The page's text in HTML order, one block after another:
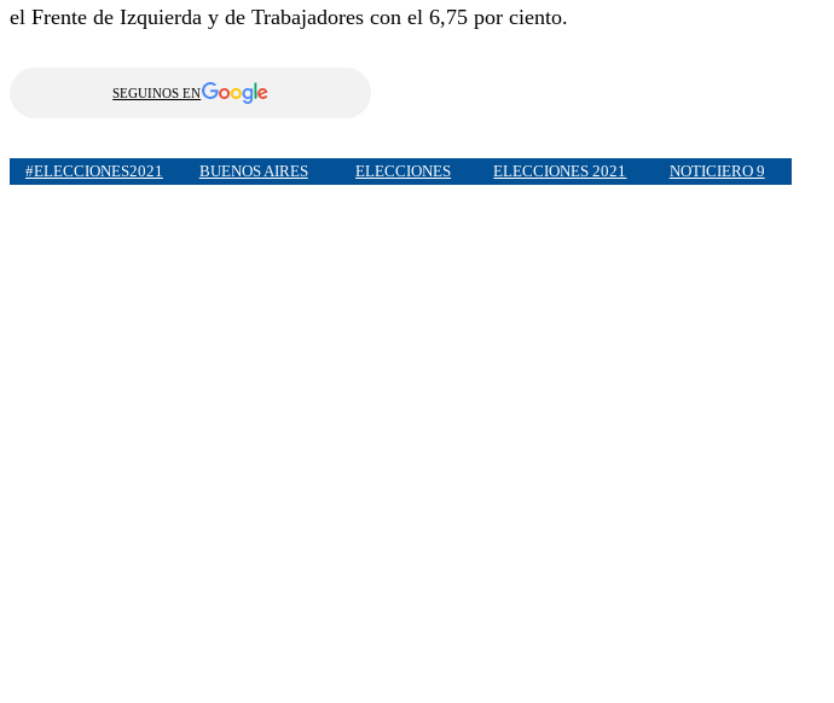
el Frente de Izquierda y de Trabajadores con el 6,75 por ciento.
SEGUINOS EN
#ELECCIONES2021 BUENOS AIRES ELECCIONES ELECCIONES 2021 NOTICIERO 9